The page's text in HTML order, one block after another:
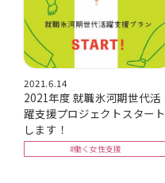
2021.6.14
2021年度 就職氷河期世代活
躍支援プロジェクトスタート
します！
#働く女性支援